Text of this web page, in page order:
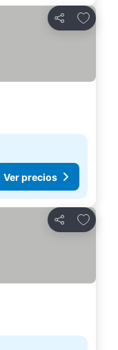
Compartir
Ver precios
Compartir